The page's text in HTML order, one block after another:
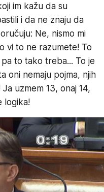
im kažu da su
i da ne znaju da
Ne, nismo mi
vi to ne razumete! To
to tako treba... To je
oni nemaju pojma, njih
uzmem 13, onaj 14,
logika!